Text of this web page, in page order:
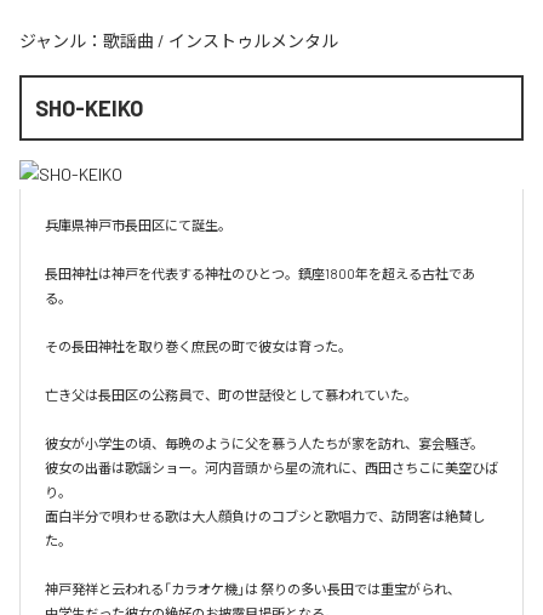
ジャンル： 歌謡曲 / インストゥルメンタル
SHO-KEIKO
兵庫県神戸市長田区にて誕生。
長田神社は神戸を代表する神社のひとつ。鎮座1800年を超える古社であ
る。
その長田神社を取り巻く庶民の町で彼女は育った。
亡き父は長田区の公務員で、町の世話役として慕われていた。
彼女が小学生の頃、毎晩のように父を慕う人たちが家を訪れ、宴会騒ぎ。
彼女の出番は歌謡ショー。河内音頭から星の流れに、西田さちこに美空ひば
り。
面白半分で唄わせる歌は大人顔負けのコブシと歌唱力で、訪問客は絶賛し
た。
神戸発祥と云われる「カラオケ機｣は 祭りの多い長田では重宝がられ、